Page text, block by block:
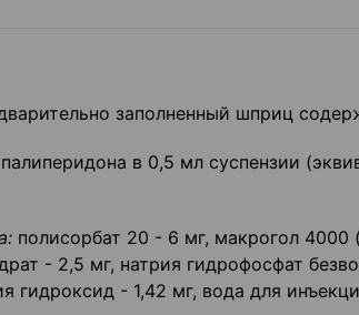
заполненный шприц
в 0,5 мл суспензии
полисорбат 20 - 6 мг, макрогол 4000
- 2,5 мг, натрия гидрофосфат
гидроксид - 1,42 мг, вода для